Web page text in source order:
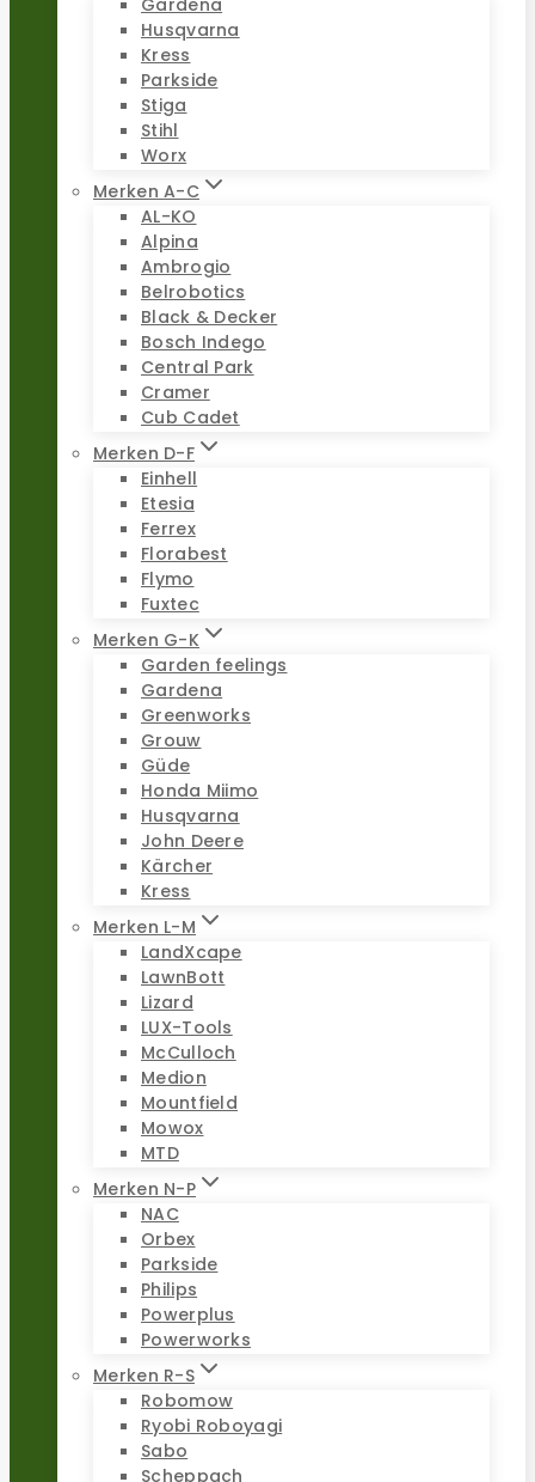
Gardena
Husqvarna
Kress
Parkside
Stiga
Stihl
Worx
Merken A-C
AL-KO
Alpina
Ambrogio
Belrobotics
Black & Decker
Bosch Indego
Central Park
Cramer
Cub Cadet
Merken D-F
Einhell
Etesia
Ferrex
Florabest
Flymo
Fuxtec
Merken G-K
Garden feelings
Gardena
Greenworks
Grouw
Güde
Honda Miimo
Husqvarna
John Deere
Kärcher
Kress
Merken L-M
LandXcape
LawnBott
Lizard
LUX-Tools
McCulloch
Medion
Mountfield
Mowox
MTD
Merken N-P
NAC
Orbex
Parkside
Philips
Powerplus
Powerworks
Merken R-S
Robomow
Ryobi Roboyagi
Sabo
Scheppach